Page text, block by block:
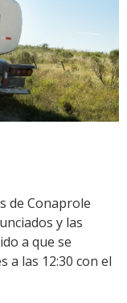
de Conaprole
y las
a que se
a las 12:30 con el